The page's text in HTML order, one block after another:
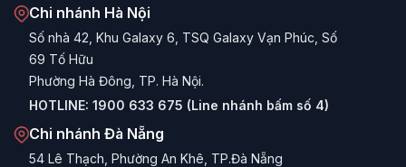
Chi nhánh Hà Nội
Số nhà 42, Khu Galaxy 6, TSQ Galaxy Vạn Phúc, Số
69 Tố Hữu
Phường Hà Đông, TP. Hà Nội.
HOTLINE: 1900 633 675 (Line nhánh bấm số 4)
Chi nhánh Đà Nẵng
54 Lê Thạch, Phường An Khê, TP.Đà Nẵng